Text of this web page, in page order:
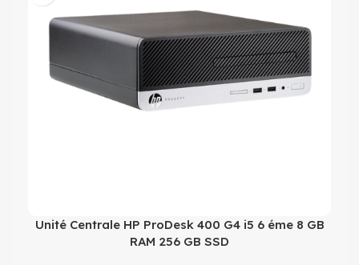
Unité Centrale HP ProDesk 400 G4 i5 6 éme 8 GB
RAM 256 GB SSD